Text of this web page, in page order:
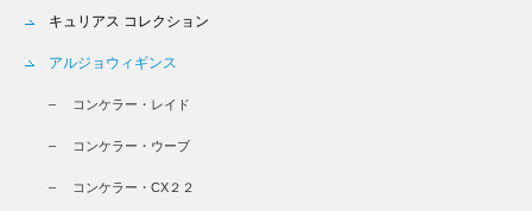
キュリアス コレクション
アルジョウィギンス
コンケラー・レイド
コンケラー・ウーブ
コンケラー・CX２２